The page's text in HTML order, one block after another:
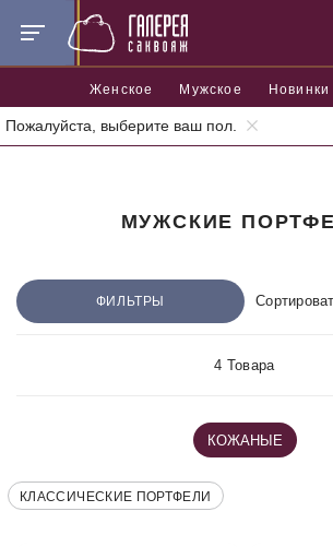
Женское Мужское Новинки
Пожалуйста, выберите ваш пол.
Главная Мужские и деловые сумки
МУЖСКИЕ
ФИЛЬТРЫ
4 Товара
КОЖАНЫЕ
КЛАССИЧЕСКИЕ ПОРТФЕЛИ